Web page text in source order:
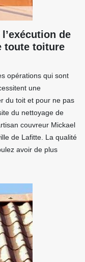
de
toute toiture
opérations qui sont
une
du toit et pour ne pas
du nettoyage de
couvreur Mickael
de Lafitte. La qualité
avoir de plus